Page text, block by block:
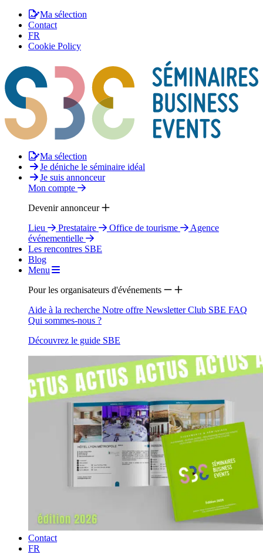
Ma sélection
Contact
FR
Cookie Policy
Ma sélection
Je déniche le séminaire idéal
Je suis annonceur
Mon compte
Devenir annonceur
Lieu
Prestataire Office de tourisme
Agence
événementielle
Les rencontres SBE
Blog
Menu
Pour les organisateurs d'événements
Aide à la recherche Notre offre NewsletterClub SBE FAQ
Qui sommes-nous ?
Découvrez le guide SBE
Contact
FR